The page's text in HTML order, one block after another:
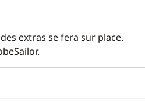
extras se fera sur place.